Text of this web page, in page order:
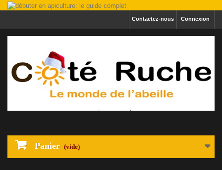
Connexion
Contactez-nous
Panier (vide)